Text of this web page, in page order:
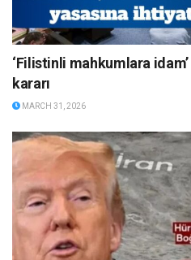
‘Filistinli mahkumlara
kararı
MARCH 31, 2026